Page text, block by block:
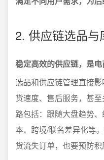
2. 供应链选品与
稳定高效的供应链，是电
选品和供应链管理直接
货速度、售后服务，甚
路包括：跟随大盘趋势
本、跨境/联名差异化等
货流失订单，也要预防积